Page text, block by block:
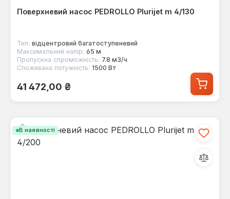
Поверхневий насос PEDROLLO Plurijet m 4/130
Тип: відцентровий багатоступеневий
Максимальний напір: 65 м
Пропускна спроможність: 7.8 м3/ч
Споживана потужність: 1500 Вт
Звичайна ціна:
41 472,00 ₴
В наявності